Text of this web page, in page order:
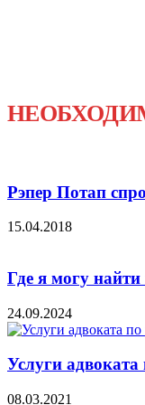
Рэпер Потап
15.04.2018
Где я могу
24.09.2024
Услуги адвоката
08.03.2021